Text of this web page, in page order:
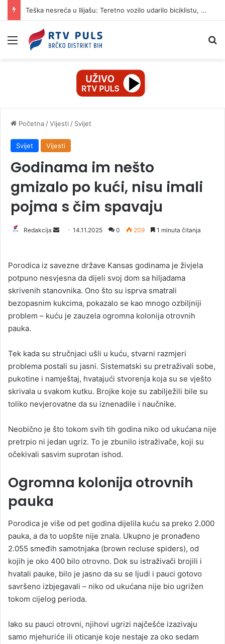
Teška nesreća u Ilijašu: Teretno vozilo udarilo biciklistu, 75-godišnjak zadržan u bolnici
Izbornik
Početna /Vijesti / Svijet
Svijet Vijesti
Godinama im nešto
gmizalo po kući, nisu imali
pojma s čim spavaju
Redakcija
d
a
n
e
m
l
14.11.2025 0 209 1 minuta čitanja
Porodica iz savezne države Kansas godinama je živjela
potpuno nesvjesna da dijeli svoj dom sa hiljadama
skrivenih stanovnika. Ono što su isprva smatrali
bezopasnim kukcima, pokazalo se kao mnogo ozbiljniji
problem – kuću je zauzela ogromna kolonija otrovnih
pauka.
Tek kada su stručnjaci ušli u kuću, stvarni razmjeri
problema postali su jasni. Sistematski su pretraživali sobe,
pukotine i namještaj, hvatajući stvorenja koja su se vješto
skrivala u svakom kutku. Brojke koje su zabilježili bile su
toliko nevjerovatne da su iznenadile i naučnike.
Neobično je što tokom svih tih godina niko od ukućana nije
pretrpio ni jedan ugriz. To je zbunilo istraživače, koji su
očekivali sasvim suprotan ishod.
Ogromna kolonija otrovnih
pauka
Porodica je više od pet godina dijelila kuću sa preko 2.000
pauka, a da to uopšte nije znala. Ukupno je pronađeno
2.055 smeđih samotnjaka (brown recluse spiders), od
kojih je oko 400 bilo otrovno. Dok su istraživači brojili i
hvatali pauke, bilo je jasno da su se ljudi i pauci gotovo
savršeno izbjegavali – niko od ukućana nije bio ugrižen
tokom cijelog perioda.
Iako su pauci otrovni, njihovi ugrizi najčešće izazivaju
samo mjehuriće ili oticanje koje nestaje za oko sedam